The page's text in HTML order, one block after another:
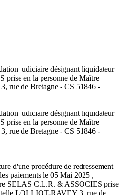
judiciaire désignant liquidateur
en la personne de Maître
rue de Bretagne - CS 51846 -
judiciaire désignant liquidateur
en la personne de Maître
rue de Bretagne - CS 51846 -
d'une procédure de redressement
paiements le 05 Mai 2025 ,
SELAS C.L.R. & ASSOCIES prise
LOLLIOT-RAVEY 3, rue de